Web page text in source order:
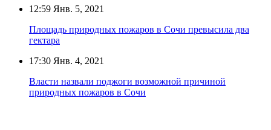
12:59 Янв. 5, 2021
Площадь природных пожаров в Сочи превысила два
гектара
17:30 Янв. 4, 2021
Власти назвали поджоги возможной причиной
природных пожаров в Сочи